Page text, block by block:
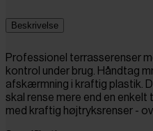
Beskrivelse
Professionel terrasserenser
kontrol under brug. Håndtag
afskærmning i kraftig plastik.
skal rense mere end en enkelt
med kraftig højtryksrenser -